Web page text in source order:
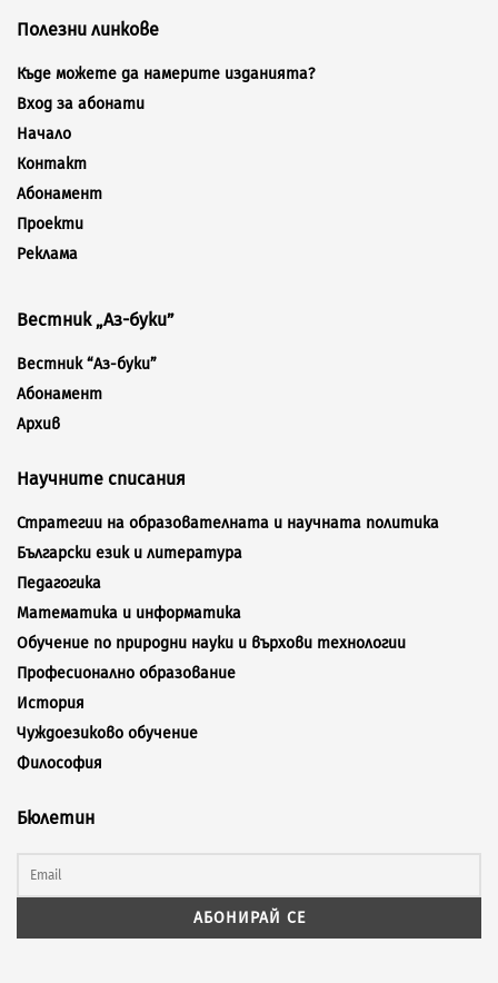
Полезни линкове
Къде можете да намерите изданията?
Вход за абонати
Начало
Контакт
Абонамент
Проекти
Реклама
Вестник „Аз-буки”
Вестник “Аз-буки”
Абонамент
Архив
Научните списания
Стратегии на образователната и научната политика
Български език и литература
Педагогика
Математика и информатика
Обучение по природни науки и върхови технологии
Професионално образование
История
Чуждоезиково обучение
Философия
Бюлетин